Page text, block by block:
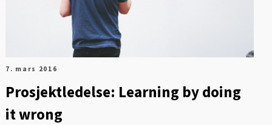
7. mars 2016
Prosjektledelse: Learning by doing
it wrong